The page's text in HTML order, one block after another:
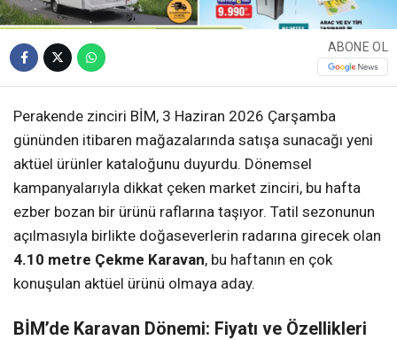
ABONE OL
Perakende zinciri BİM, 3 Haziran 2026 Çarşamba
gününden itibaren mağazalarında satışa sunacağı yeni
aktüel ürünler kataloğunu duyurdu. Dönemsel
kampanyalarıyla dikkat çeken market zinciri, bu hafta
ezber bozan bir ürünü raflarına taşıyor. Tatil sezonunun
açılmasıyla birlikte doğaseverlerin radarına girecek olan
4.10 metre Çekme Karavan, bu haftanın en çok
konuşulan aktüel ürünü olmaya aday.
BİM’de Karavan Dönemi: Fiyatı ve Özellikleri